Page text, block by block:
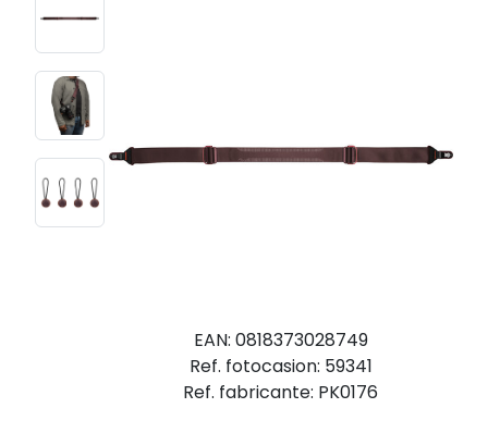
EAN: 0818373028749
Ref. fotocasion: 59341
Ref. fabricante: PK0176